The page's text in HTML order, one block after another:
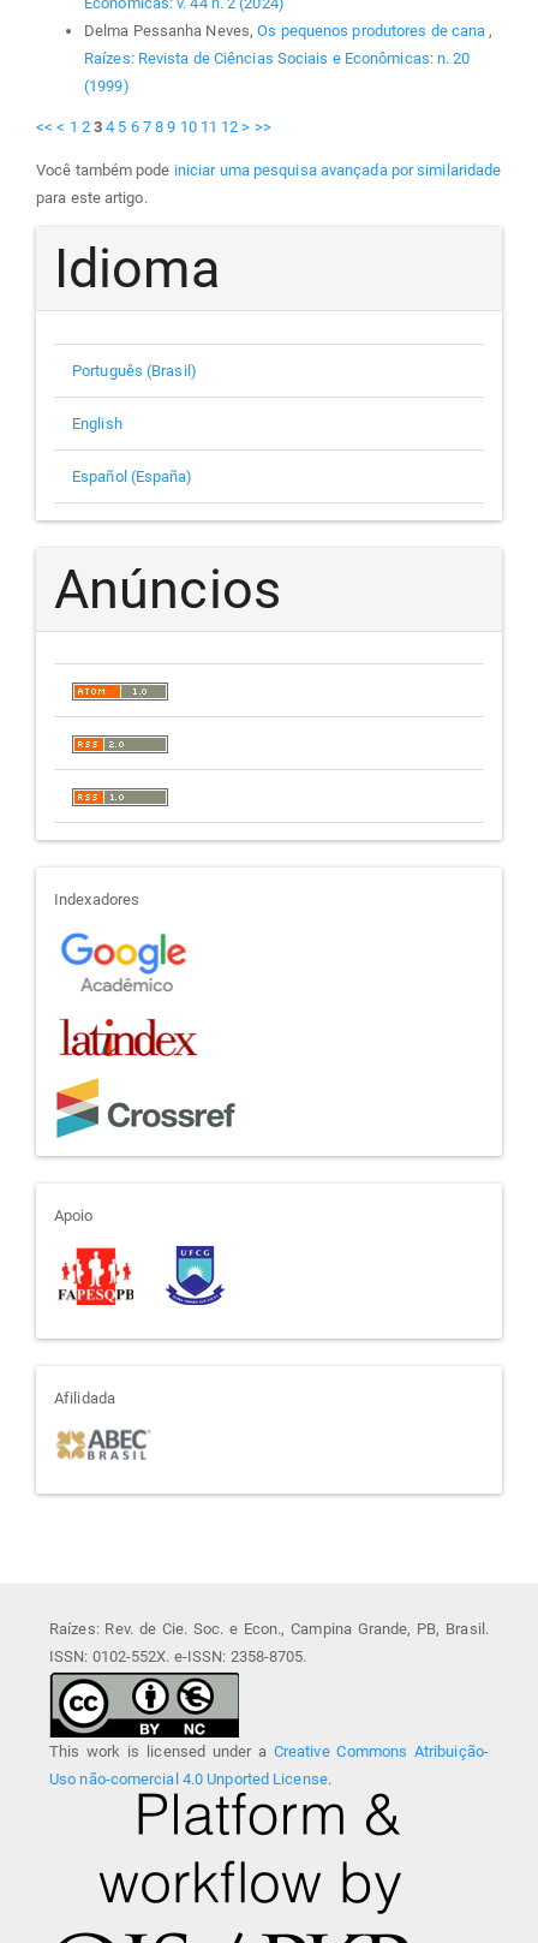
Delma Pessanha Neves,Os pequenos produtores de cana ,
Raízes: Revista de Ciências Sociais e Econômicas: n. 20
(1999)
<< < 1 2 3 4 5 6 7 8 9 10 11 12 > >>
Você também pode iniciar uma pesquisa avançada por similaridade
para este artigo.
Idioma
Português (Brasil)
English
Español (España)
Anúncios
indexadores
Indexadores
apoio
Apoio
afiliada
Afilidada
Raízes: Rev. de Cie. Soc. e Econ., Campina Grande, PB, Brasil.
ISSN: 0102-552X. e-ISSN: 2358-8705.
This work is licensed under a Creative Commons Atribuição-
Uso não-comercial 4.0 Unported License.